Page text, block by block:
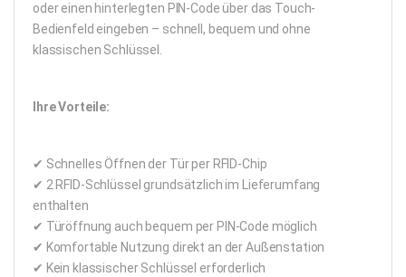
oder einen hinterlegten PIN-Code über das Touch-
Bedienfeld eingeben – schnell, bequem und ohne
klassischen Schlüssel.
Ihre Vorteile:
✔ Schnelles Öffnen der Tür per RFID-Chip
✔ 2 RFID-Schlüssel grundsätzlich im Lieferumfang
enthalten
✔ Türöffnung auch bequem per PIN-Code möglich
✔ Komfortable Nutzung direkt an der Außenstation
✔ Kein klassischer Schlüssel erforderlich